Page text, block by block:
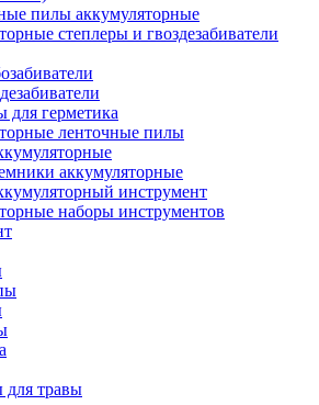
пилы аккумуляторные
степлеры и гвоздезабиватели
для герметика
ленточные пилы
аккумуляторные
инструмент
наборы инструментов
травы